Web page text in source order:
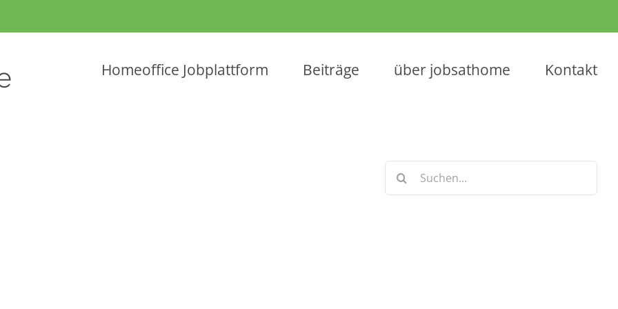
Homeoffice Jobplattform Beiträge über jobsathome Kontakt
Suche
nach: